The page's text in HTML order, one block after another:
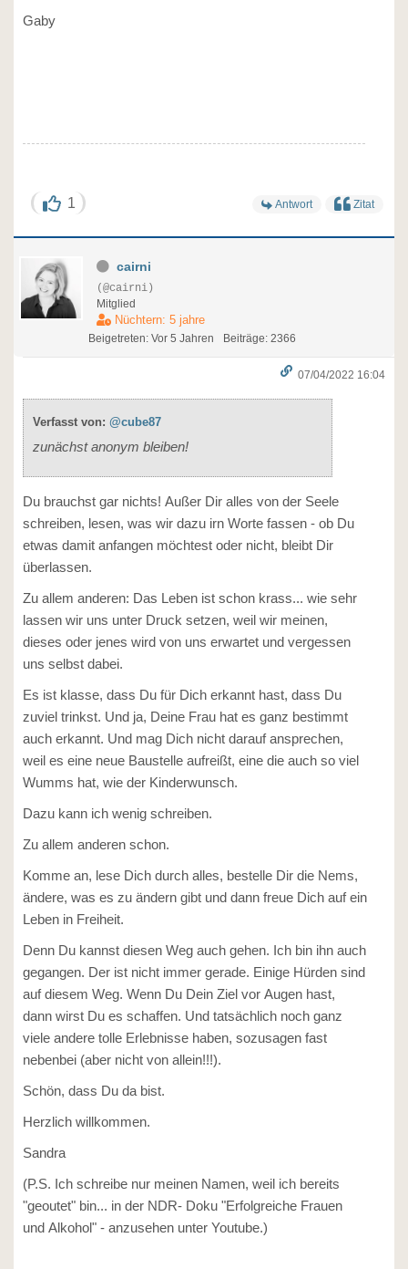
Gaby
1 Antwort Zitat
cairni
(@cairni)
Mitglied
Nüchtern: 5 jahre
Beigetreten: Vor 5 Jahren Beiträge: 2366
07/04/2022 16:04
Verfasst von: @cube87
zunächst anonym bleiben!
Du brauchst gar nichts! Außer Dir alles von der Seele
schreiben, lesen, was wir dazu irn Worte fassen - ob Du
etwas damit anfangen möchtest oder nicht, bleibt Dir
überlassen.
Zu allem anderen: Das Leben ist schon krass... wie sehr
lassen wir uns unter Druck setzen, weil wir meinen,
dieses oder jenes wird von uns erwartet und vergessen
uns selbst dabei.
Es ist klasse, dass Du für Dich erkannt hast, dass Du
zuviel trinkst. Und ja, Deine Frau hat es ganz bestimmt
auch erkannt. Und mag Dich nicht darauf ansprechen,
weil es eine neue Baustelle aufreißt, eine die auch so viel
Wumms hat, wie der Kinderwunsch.
Dazu kann ich wenig schreiben.
Zu allem anderen schon.
Komme an, lese Dich durch alles, bestelle Dir die Nems,
ändere, was es zu ändern gibt und dann freue Dich auf ein
Leben in Freiheit.
Denn Du kannst diesen Weg auch gehen. Ich bin ihn auch
gegangen. Der ist nicht immer gerade. Einige Hürden sind
auf diesem Weg. Wenn Du Dein Ziel vor Augen hast,
dann wirst Du es schaffen. Und tatsächlich noch ganz
viele andere tolle Erlebnisse haben, sozusagen fast
nebenbei (aber nicht von allein!!!).
Schön, dass Du da bist.
Herzlich willkommen.
Sandra
(P.S. Ich schreibe nur meinen Namen, weil ich bereits
"geoutet" bin... in der NDR- Doku "Erfolgreiche Frauen
und Alkohol" - anzusehen unter Youtube.)